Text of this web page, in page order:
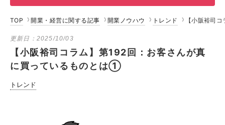
TOP 開業・経営に関する記事 開業ノウハウ トレンド 【小阪裕司
更新日： 2025/10/03
【小阪裕司コラム】第192回：お客さんが真
に買っているものとは①
トレンド